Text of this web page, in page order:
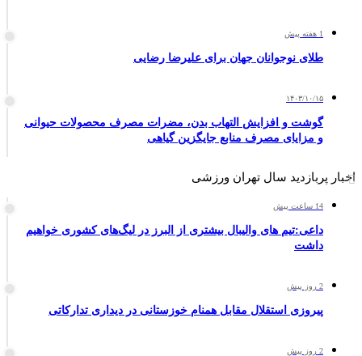
1 هفته پیش
طلای نوجوانان جهان برای علیرضا رضایی
۱۴۰۳/۱۰/۱۵
گوشت و افزایش التهاب بدن، مضرات مصرف محصولات حیوانی
و مزایای مصرف منابع جایگزین گیاهی
اخبار پربازدید سال تهران ورزشی
14 ساعت پیش
داعی:تیم های والیبال بیشتری از البرز در لیگ‌های کشوری خواهیم
داشت
2 روز پیش
پیروزی استقلال مقابل همنام خوزستانی در دیداری تدارکاتی
2 روز پیش